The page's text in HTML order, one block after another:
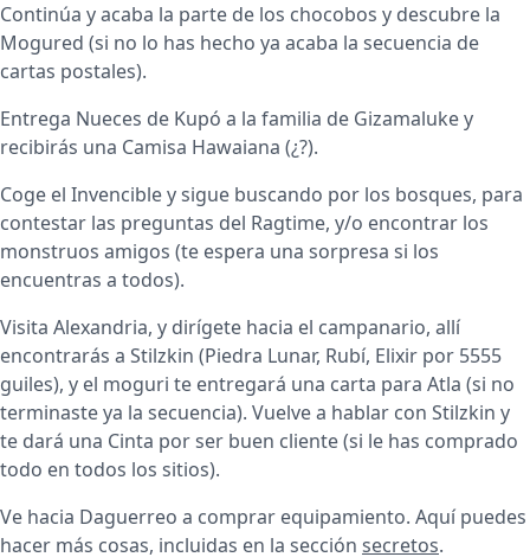
Continúa y acaba la parte de los chocobos y descubre la
Mogured (si no lo has hecho ya acaba la secuencia de
cartas postales).
Entrega Nueces de Kupó a la familia de Gizamaluke y
recibirás una Camisa Hawaiana (¿?).
Coge el Invencible y sigue buscando por los bosques, para
contestar las preguntas del Ragtime, y/o encontrar los
monstruos amigos (te espera una sorpresa si los
encuentras a todos).
Visita Alexandria, y dirígete hacia el campanario, allí
encontrarás a Stilzkin (Piedra Lunar, Rubí, Elixir por 5555
guiles), y el moguri te entregará una carta para Atla (si no
terminaste ya la secuencia). Vuelve a hablar con Stilzkin y
te dará una Cinta por ser buen cliente (si le has comprado
todo en todos los sitios).
Ve hacia Daguerreo a comprar equipamiento. Aquí puedes
hacer más cosas, incluidas en la sección secretos.